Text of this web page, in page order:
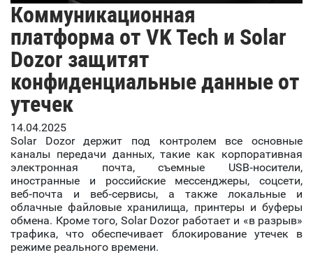
Коммуникационная
платформа от VK Tech и Solar
Dozor защитят
конфиденциальные данные от
утечек
14.04.2025
Solar Dozor держит под контролем все основные
каналы передачи данных, такие как корпоративная
электронная почта, съемные USB‑носители,
иностранные и российские мессенджеры, cоцсети,
веб‑почта и веб‑сервисы, а также локальные и
облачные файловые хранилища, принтеры и буферы
обмена. Кроме того, Solar Dozor работает и «в разрыв»
трафика, что обеспечивает блокирование утечек в
режиме реального времени.